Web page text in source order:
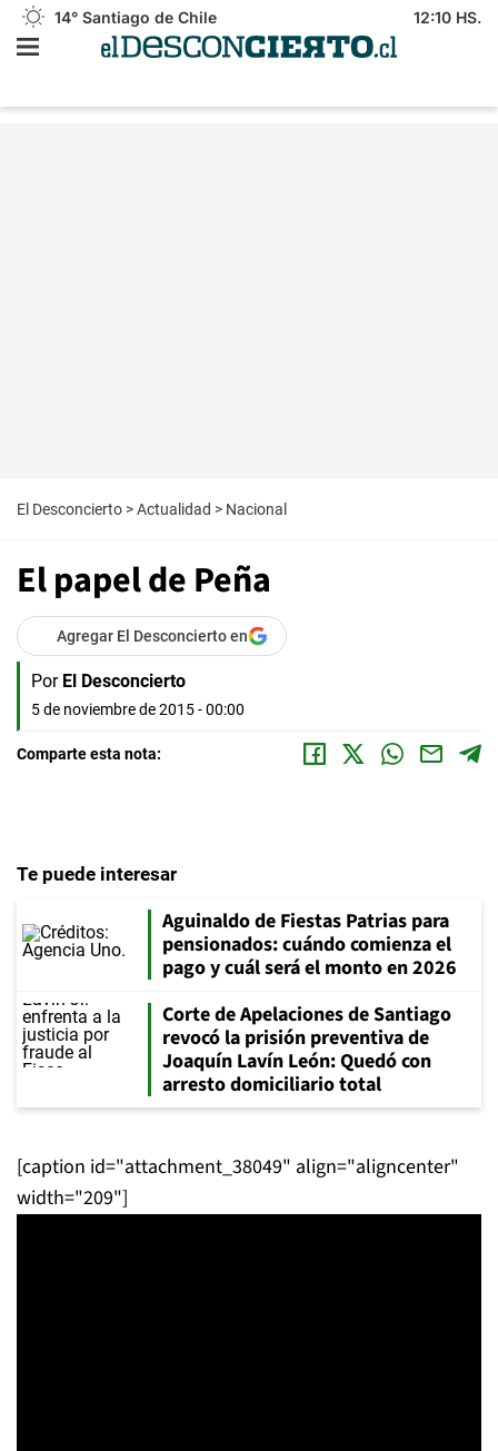
14° Santiago de Chile 12:10 HS.
El Desconcierto >Actualidad > Nacional
El papel de Peña
Agregar El Desconcierto en
Por El Desconcierto
5 de noviembre de 2015 - 00:00
Comparte esta nota:
Te puede interesar
Aguinaldo de Fiestas Patrias para
pensionados: cuándo comienza el
pago y cuál será el monto en 2026
Corte de Apelaciones de Santiago
revocó la prisión preventiva de
Joaquín Lavín León: Quedó con
arresto domiciliario total
[caption id="attachment_38049" align="aligncenter"
width="209"]